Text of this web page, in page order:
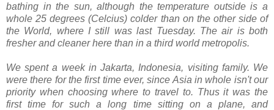
bathing in the sun, although the temperature outside is a
whole 25 degrees (Celcius) colder than on the other side of
the World, where I still was last Tuesday. The air is both
fresher and cleaner here than in a third world metropolis.
We spent a week in Jakarta, Indonesia, visiting family. We
were there for the first time ever, since Asia in whole isn't our
priority when choosing where to travel to. Thus it was the
first time for such a long time sitting on a plane, and